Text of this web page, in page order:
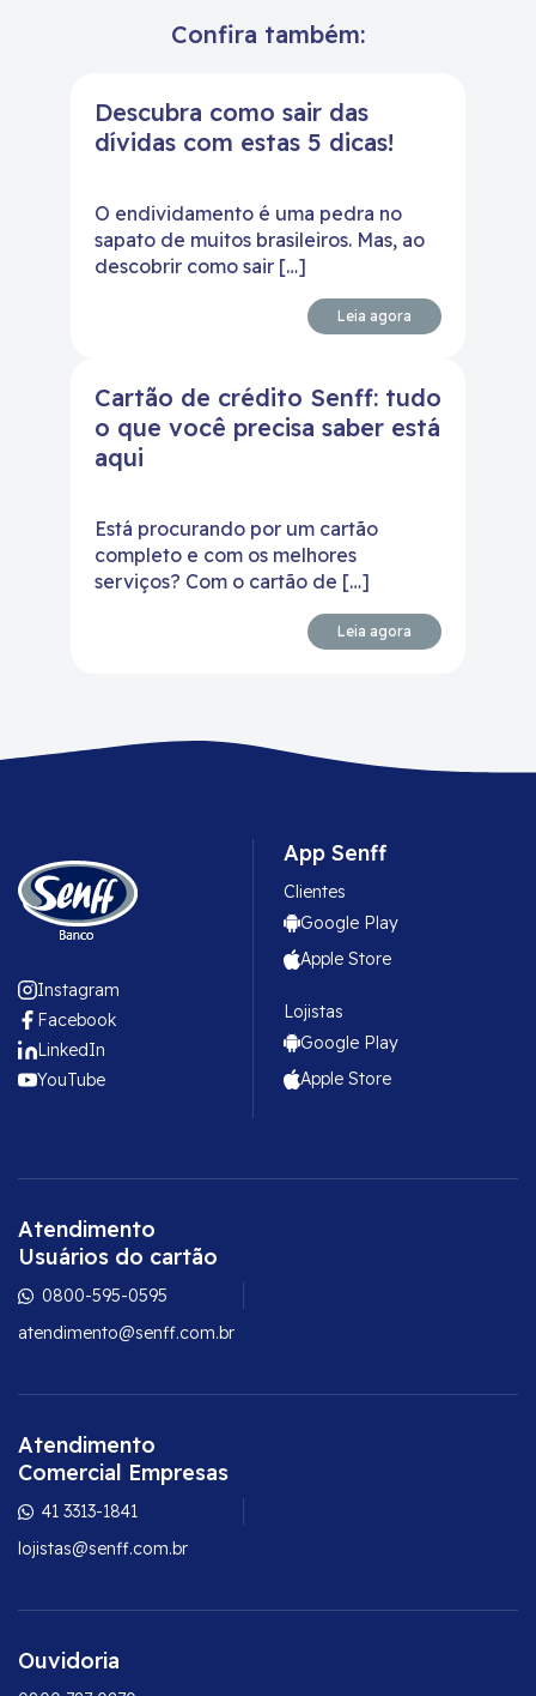
Confira também:
Descubra como sair das
dívidas com estas 5 dicas!
O endividamento é uma pedra no
sapato de muitos brasileiros. Mas, ao
descobrir como sair […]
Leia agora
Cartão de crédito Senff: tudo
o que você precisa saber está
aqui
Está procurando por um cartão
completo e com os melhores
serviços? Com o cartão de […]
Leia agora
App Senff
Clientes
Google Play
Apple Store
Lojistas
Google Play
Apple Store
Instagram
Facebook
LinkedIn
YouTube
Atendimento
Usuários do cartão
0800-595-0595
atendimento@senff.com.br
Atendimento
Comercial Empresas
41 3313-1841
lojistas@senff.com.br
Ouvidoria